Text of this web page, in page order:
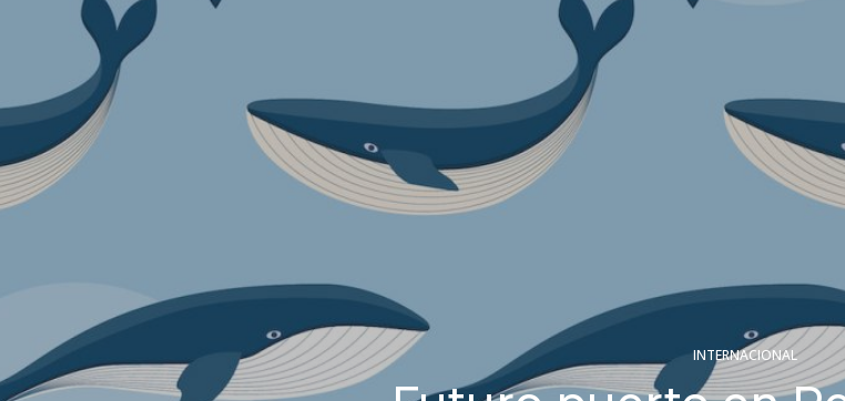
INTERNACIONAL